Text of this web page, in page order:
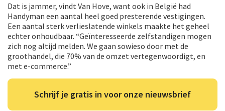
Dat is jammer, vindt Van Hove, want ook in België had
Handyman een aantal heel goed presterende vestigingen.
Een aantal sterk verlieslatende winkels maakte het geheel
echter onhoudbaar. “Geïnteresseerde zelfstandigen mogen
zich nog altijd melden. We gaan sowieso door met de
groothandel, die 70% van de omzet vertegenwoordigt, en
met e-commerce.”
Schrijf je gratis in voor onze nieuwsbrief